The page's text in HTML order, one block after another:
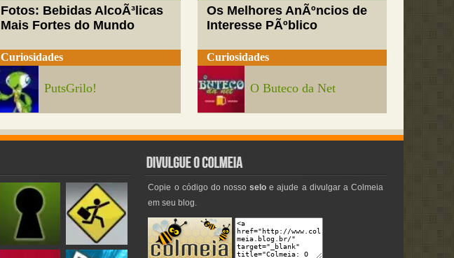
Fotos: Bebidas AlcoÃ³licas
Mais Fortes do Mundo
Curiosidades
PutsGrilo!
Os Melhores AnÃºncios de
Interesse PÃºblico
Curiosidades
O Buteco da Net
Copie o código do nossoselo e ajude a divulgar a Colmeia
em seu blog.